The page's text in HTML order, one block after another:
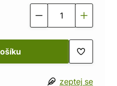
zeptej se